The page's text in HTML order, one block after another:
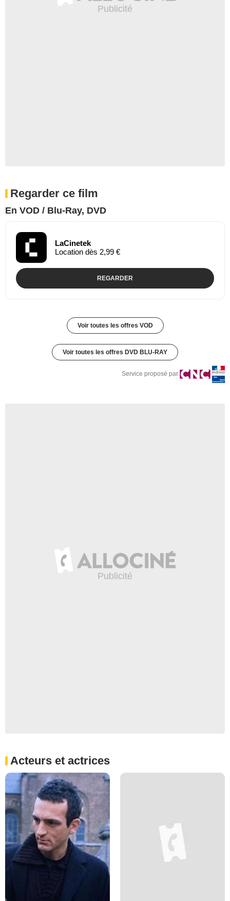
Regarder ce film
En VOD / Blu-Ray, DVD
LaCinetek
Location dès 2,99 €
REGARDER
Voir toutes les offres VOD
Voir toutes les offres DVD BLU-RAY
Service proposé par
Acteurs et actrices